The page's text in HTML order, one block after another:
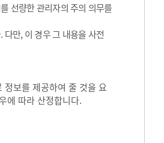
선량한 관리자의 주의 의무를
만, 이 경우 그 내용을 사전
보를 제공하여 줄 것을 요
에 따라 산정합니다.